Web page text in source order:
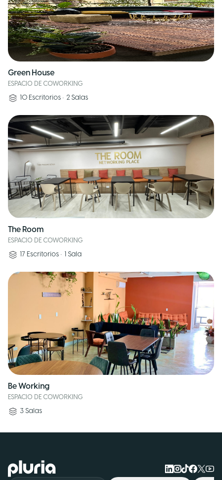
Green House
ESPACIO DE COWORKING
10 Escritorios • 2 Salas
The Room
ESPACIO DE COWORKING
17 Escritorios • 1 Sala
Be Working
ESPACIO DE COWORKING
3 Salas
Logo Pluria